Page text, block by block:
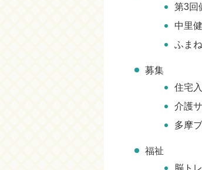
第3回
中里
ふま
募集
住宅
介護
多摩
福祉
脳ト